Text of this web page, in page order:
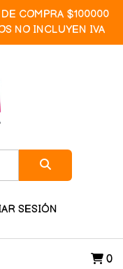
COMPRA $100000
NO INCLUYEN IVA
SESIÓN
0